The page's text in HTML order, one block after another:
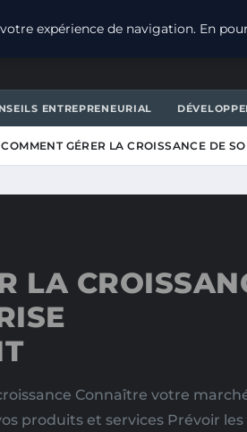
ENTREPRENEURIAL
COMMENT GÉRER LA CROISSANCE DE
LA
Connaître votre
produits et services Prévoir les
expérience de navigation. En